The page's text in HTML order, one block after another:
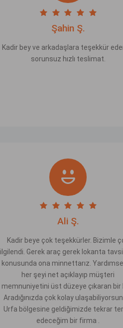
Şahin Ş.
Kadir bey ve arkadaşlara teşekkür
sorunsuz hızlı teslimat.
Ali Ş.
Kadir beye çok teşekkürler. Bizimle
ilgilendi. Gerek araç gerek lokanta
konusunda ona minnettarız.
her şeyi net açıklayıp müşteri
memnuniyetini üst düzeye çıkaran bir
Aradığınızda çok kolay
Urfa bölgesine geldiğimizde tekrar
edeceğim bir firma .